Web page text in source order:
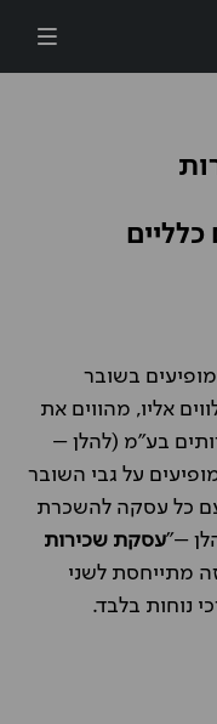
בשובר
אליו, מהווים את
בע"מ (להלן –
על גבי השובר
כל עסקה להשכרת
–"עסקת שכירות
מתייחסת לשני
נוחות בלבד.